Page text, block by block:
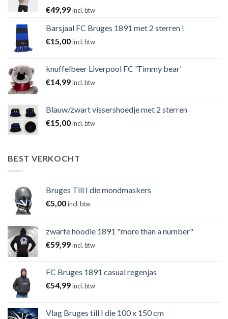
€49,99incl. btw
Barsjaal FC Bruges 1891 met 2 sterren !
€15,00incl. btw
knuffelbeer Liverpool FC 'Timmy bear'
€14,99incl. btw
Blauw/zwart vissershoedje met 2 sterren
€15,00incl. btw
BEST VERKOCHT
Bruges Till I die mondmaskers
€5,00incl. btw
zwarte hoodie 1891 "more than a number"
€59,99incl. btw
FC Bruges 1891 casual regenjas
€54,99incl. btw
Vlag Bruges till I die 100 x 150 cm